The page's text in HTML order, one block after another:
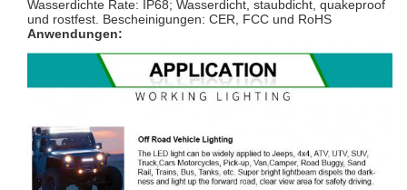
Wasserdichte Rate: IP68; Wasserdicht, staubdicht, quakeproof
und rostfest. Bescheinigungen: CER, FCC und RoHS
Anwendungen: